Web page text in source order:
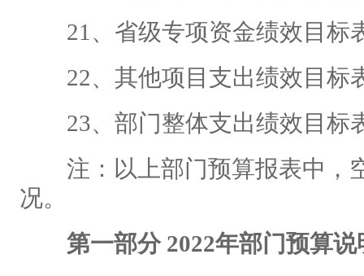
21、省级专项资金绩效目标
22、其他项目支出绩效目标
23、部门整体支出绩效目标
注：以上部门预算报表中，
况。
第一部分 2022年部门预算说